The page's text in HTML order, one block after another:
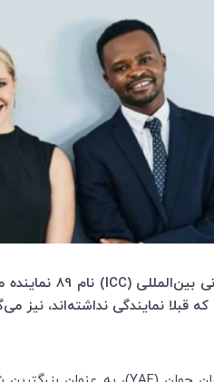
بین‌المللی (ICC) نام 89 نماینده منطقه
قبلا نمایندگی نداشته‌اند، نیز